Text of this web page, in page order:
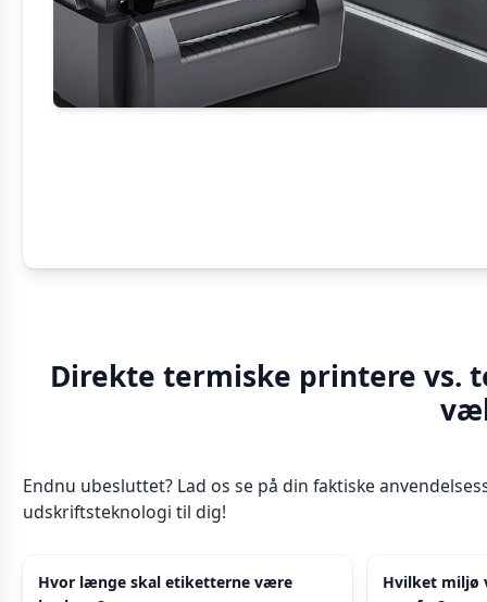
Direkte termiske printere vs.
Endnu ubesluttet? Lad os se på din faktiske
udskriftsteknologi til dig!
Hvor længe skal etiketterne være
Hvilket miljø